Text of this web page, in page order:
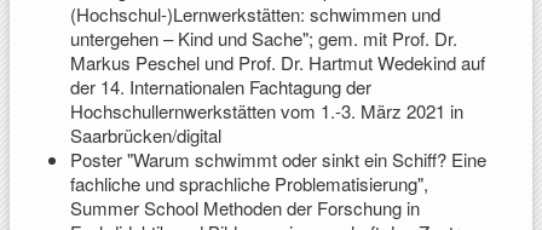
(Hochschul-)Lernwerkstätten: schwimmen und
untergehen – Kind und Sache"; gem. mit Prof. Dr.
Markus Peschel und Prof. Dr. Hartmut Wedekind auf
der 14. Internationalen Fachtagung der
Hochschullernwerkstätten vom 1.-3. März 2021 in
Saarbrücken/digital
Poster "Warum schwimmt oder sinkt ein Schiff? Eine
fachliche und sprachliche Problematisierung",
Summer School Methoden der Forschung in